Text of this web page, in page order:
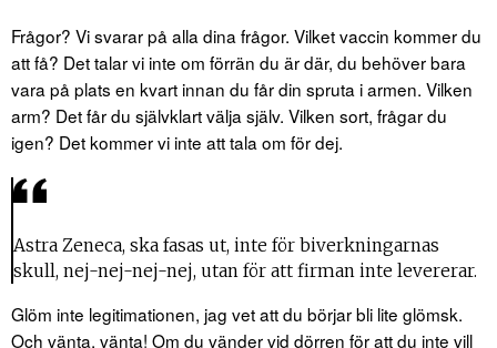
Frågor? Vi svarar på alla dina frågor. Vilket vaccin kommer du
att få? Det talar vi inte om förrän du är där, du behöver bara
vara på plats en kvart innan du får din spruta i armen. Vilken
arm? Det får du självklart välja själv. Vilken sort, frågar du
igen? Det kommer vi inte att tala om för dej.
Astra Zeneca, ska fasas ut, inte för biverkningarnas
skull, nej-nej-nej-nej, utan för att firman inte levererar.
Glöm inte legitimationen, jag vet att du börjar bli lite glömsk.
Och vänta, vänta! Om du vänder vid dörren för att du inte vill